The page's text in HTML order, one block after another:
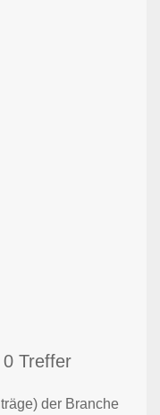
Treffer
der Branche